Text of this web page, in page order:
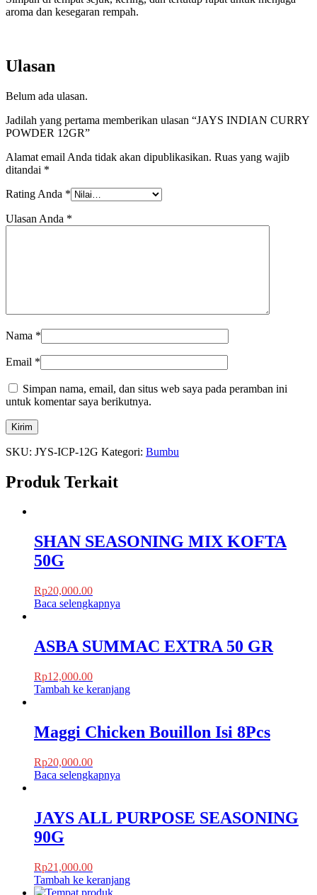
aroma dan kesegaran rempah.
Ulasan
Belum ada ulasan.
Jadilah yang pertama memberikan ulasan “JAYS INDIAN CURRY
POWDER 12GR”
Alamat email Anda tidak akan dipublikasikan. Ruas yang wajib
ditandai *
Rating Anda *
Ulasan Anda *
Nama *
Email *
Simpan nama, email, dan situs web saya pada peramban ini
untuk komentar saya berikutnya.
SKU: JYS-ICP-12G Kategori: Bumbu
Produk Terkait
SHAN SEASONING MIX KOFTA
50G
Rp20,000.00
Baca selengkapnya
ASBA SUMMAC EXTRA 50 GR
Rp12,000.00
Tambah ke keranjang
Maggi Chicken Bouillon Isi 8Pcs
Rp20,000.00
Baca selengkapnya
JAYS ALL PURPOSE SEASONING
90G
Rp21,000.00
Tambah ke keranjang